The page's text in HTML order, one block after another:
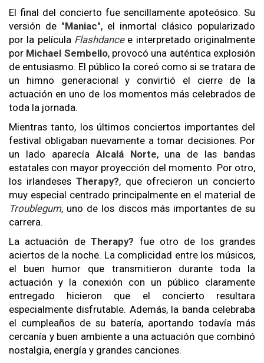
El final del concierto fue sencillamente apoteósico. Su
versión de "Maniac", el inmortal clásico popularizado
por la película Flashdancee interpretado originalmente
por Michael Sembello, provocó una auténtica explosión
de entusiasmo. El público la coreó como si se tratara de
un himno generacional y convirtió el cierre de la
actuación en uno de los momentos más celebrados de
toda la jornada.
Mientras tanto, los últimos conciertos importantes del
festival obligaban nuevamente a tomar decisiones. Por
un lado aparecía Alcalá Norte, una de las bandas
estatales con mayor proyección del momento. Por otro,
los irlandeses Therapy?, que ofrecieron un concierto
muy especial centrado principalmente en el material de
Troublegum, uno de los discos más importantes de su
carrera.
La actuación deTherapy? fue otro de los grandes
aciertos de la noche. La complicidad entre los músicos,
el buen humor que transmitieron durante toda la
actuación y la conexión con un público claramente
entregado hicieron que el concierto resultara
especialmente disfrutable. Además, la banda celebraba
el cumpleaños de su batería, aportando todavía más
cercanía y buen ambiente a una actuación que combinó
nostalgia, energía y grandes canciones.